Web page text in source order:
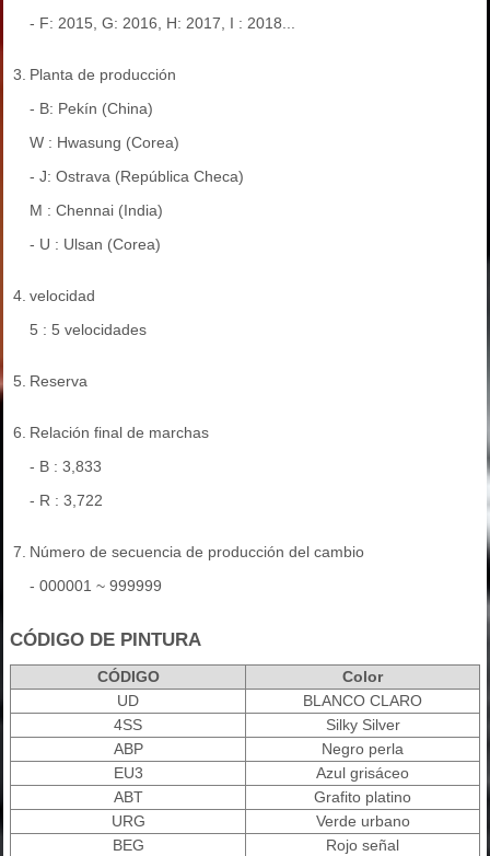
- F: 2015, G: 2016, H: 2017, I : 2018...
3. Planta de producción
- B: Pekín (China)
W : Hwasung (Corea)
- J: Ostrava (República Checa)
M : Chennai (India)
- U : Ulsan (Corea)
4. velocidad
5 : 5 velocidades
5. Reserva
6. Relación final de marchas
- B : 3,833
- R : 3,722
7. Número de secuencia de producción del cambio
- 000001 ~ 999999
CÓDIGO DE PINTURA
CÓDIGO
Color
UD
BLANCO CLARO
4SS
Silky Silver
ABP
Negro perla
EU3
Azul grisáceo
ABT
Grafito platino
URG
Verde urbano
BEG
Rojo señal